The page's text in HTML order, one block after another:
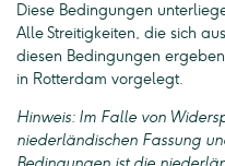
Diese Bedingungen
Alle Streitigkeiten, die sich
diesen Bedingungen
in Rotterdam vorgelegt.
Hinweis: Im Falle von
niederländischen Fassung